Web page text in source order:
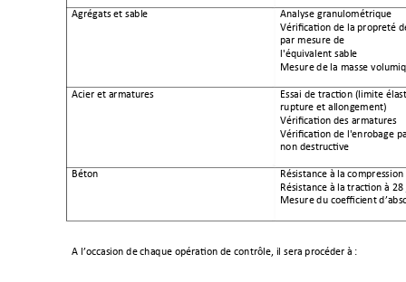
Agrégats et sable
Analyse granulométrique
Vérification de la propreté
par mesure de
l'équivalent sable
Mesure de la masse
Acier et armatures
Essai de traction (limite
rupture et allongement)
Vérification des armatures
Vérification de l'enrobage
non destructive
Béton
Résistance à la
Résistance à la traction à 28
Mesure du coefficient
A l’occasion de chaque opération de contrôle, il sera procéder à :